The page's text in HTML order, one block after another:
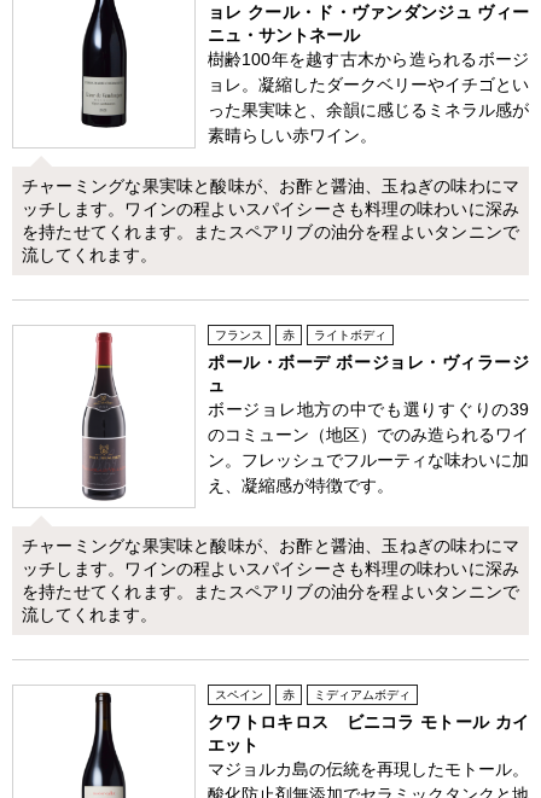
ョレ クール・ド・ヴァンダンジュ ヴィー
ニュ・サントネール
樹齢100年を越す古木から造られるボージ
ョレ。凝縮したダークベリーやイチゴとい
った果実味と、余韻に感じるミネラル感が
素晴らしい赤ワイン。
チャーミングな果実味と酸味が、お酢と醤油、玉ねぎの味わにマ
ッチします。ワインの程よいスパイシーさも料理の味わいに深み
を持たせてくれます。またスペアリブの油分を程よいタンニンで
流してくれます。
フランス 赤 ライトボディ
ポール・ボーデ ボージョレ・ヴィラージ
ュ
ボージョレ地方の中でも選りすぐりの39
のコミューン（地区）でのみ造られるワイ
ン。フレッシュでフルーティな味わいに加
え、凝縮感が特徴です。
チャーミングな果実味と酸味が、お酢と醤油、玉ねぎの味わにマ
ッチします。ワインの程よいスパイシーさも料理の味わいに深み
を持たせてくれます。またスペアリブの油分を程よいタンニンで
流してくれます。
スペイン 赤 ミディアムボディ
クワトロキロス ビニコラ モトール カイ
エット
マジョルカ島の伝統を再現したモトール。
酸化防止剤無添加でセラミックタンクと地